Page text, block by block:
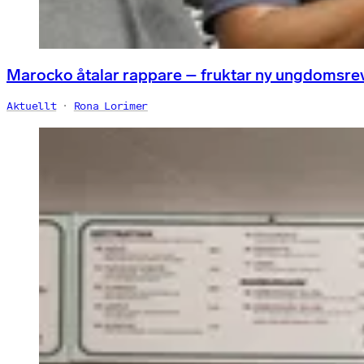
Marocko åtalar rappare – fruktar ny
Aktuellt Rona Lorimer